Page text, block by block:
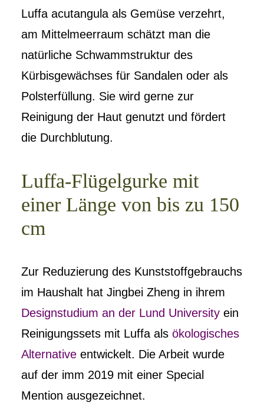
Luffa acutangula als Gemüse verzehrt,
am Mittelmeerraum schätzt man die
natürliche Schwammstruktur des
Kürbisgewächses für Sandalen oder als
Polsterfüllung. Sie wird gerne zur
Reinigung der Haut genutzt und fördert
die Durchblutung.
Luffa-Flügelgurke mit
einer Länge von bis zu 150
cm
Zur Reduzierung des Kunststoffgebrauchs
im Haushalt hat Jingbei Zheng in ihrem
Designstudium an der Lund University ein
Reinigungssets mit Luffa als ökologisches
Alternative entwickelt. Die Arbeit wurde
auf der imm 2019 mit einer Special
Mention ausgezeichnet.